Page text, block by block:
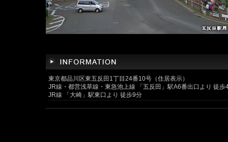
東京都品川区東五反田1丁目24番10号（住居表示）
JR線・都営浅草線・東急池上線 「五反田」駅A6番出口より 徒歩
JR線 「大崎」駅東口より 徒歩9分